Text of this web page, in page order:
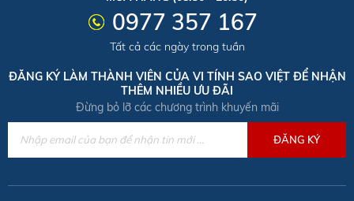
0977 357 167
Tất cả các ngày trong tuần
ĐĂNG KÝ LÀM THÀNH VIÊN CỦA VI TÍNH SAO VIỆT ĐỂ NHẬN
THÊM NHIỀU ƯU ĐÃI
Đừng bỏ lỡ các chương trình khuyến mãi